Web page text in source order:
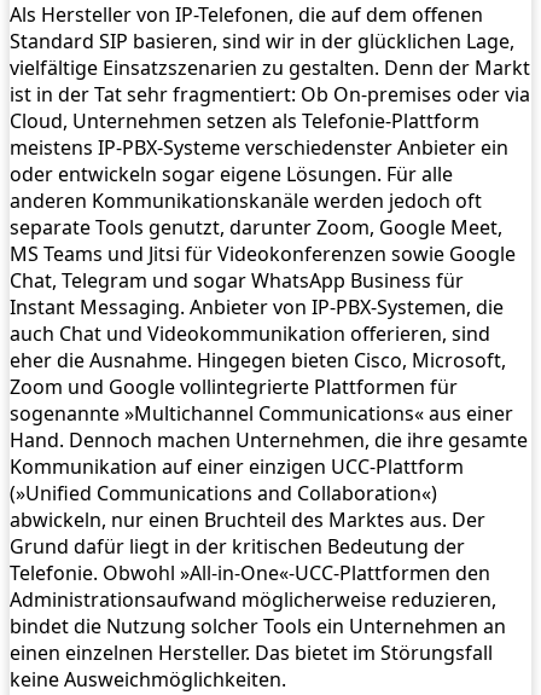
Als Hersteller von IP-Telefonen, die auf dem offenen
Standard SIP basieren, sind wir in der glücklichen Lage,
vielfältige Einsatzszenarien zu gestalten. Denn der Markt
ist in der Tat sehr fragmentiert: Ob On-premises oder via
Cloud, Unternehmen setzen als Telefonie-Plattform
meistens IP-PBX-Systeme verschiedenster Anbieter ein
oder entwickeln sogar eigene Lösungen. Für alle
anderen Kommunikationskanäle werden jedoch oft
separate Tools genutzt, darunter Zoom, Google Meet,
MS Teams und Jitsi für Videokonferenzen sowie Google
Chat, Telegram und sogar WhatsApp Business für
Instant Messaging. Anbieter von IP-PBX-Systemen, die
auch Chat und Videokommunikation offerieren, sind
eher die Ausnahme. Hingegen bieten Cisco, Microsoft,
Zoom und Google voll­integrierte Plattformen für
sogenannte »Multichannel Communications« aus einer
Hand. ­Dennoch machen Unternehmen, die ihre gesamte
Kommunikation auf einer einzigen UCC-Plattform
(»Unified Communications and Collaboration«)
abwickeln, nur einen Bruchteil des Marktes aus. Der
Grund dafür liegt in der kritischen Bedeutung der
Telefonie. Obwohl »All-in-One«-UCC-Plattformen den
Administrationsaufwand möglicherweise reduzieren,
bindet die Nutzung solcher Tools ein Unternehmen an
einen einzelnen Hersteller. Das bietet im Störungsfall
keine Ausweichmöglichkeiten.